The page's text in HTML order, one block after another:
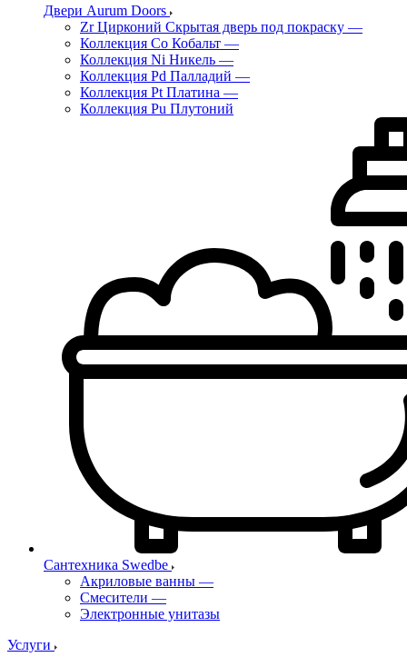
Двери Aurum Doors
Zr Цирконий Скрытая дверь под покраску —
Коллекция Co Кобальт —
Коллекция Ni Никель —
Коллекция Pd Палладий —
Коллекция Pt Платина —
Коллекция Pu Плутоний
Сантехника Swedbe
Акриловые ванны —
Смесители —
Электронные унитазы
Услуги